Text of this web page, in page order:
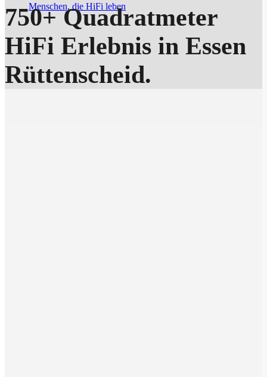
Menschen, die HiFi leben
750+ Quadratmeter
HiFi Erlebnis in Essen
Rüttenscheid.